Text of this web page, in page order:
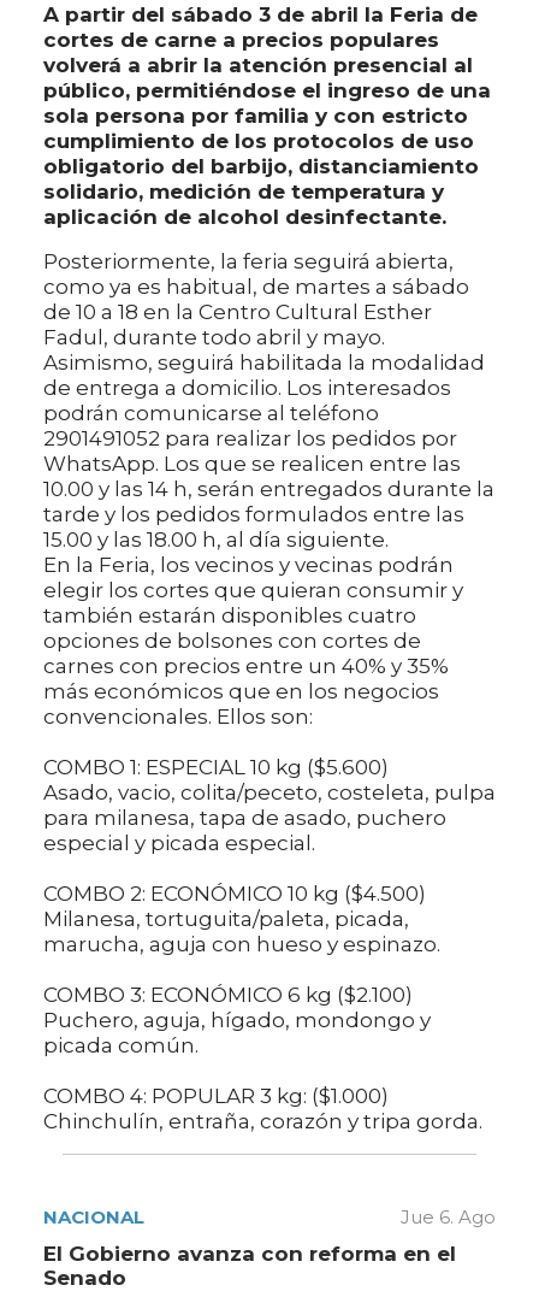
A partir del sábado 3 de abril la Feria de
cortes de carne a precios populares
volverá a abrir la atención presencial al
público, permitiéndose el ingreso de una
sola persona por familia y con estricto
cumplimiento de los protocolos de uso
obligatorio del barbijo, distanciamiento
solidario, medición de temperatura y
aplicación de alcohol desinfectante.
Posteriormente, la feria seguirá abierta,
como ya es habitual, de martes a sábado
de 10 a 18 en la Centro Cultural Esther
Fadul, durante todo abril y mayo.
Asimismo, seguirá habilitada la modalidad
de entrega a domicilio. Los interesados
podrán comunicarse al teléfono
2901491052 para realizar los pedidos por
WhatsApp. Los que se realicen entre las
10.00 y las 14 h, serán entregados durante la
tarde y los pedidos formulados entre las
15.00 y las 18.00 h, al día siguiente.
En la Feria, los vecinos y vecinas podrán
elegir los cortes que quieran consumir y
también estarán disponibles cuatro
opciones de bolsones con cortes de
carnes con precios entre un 40% y 35%
más económicos que en los negocios
convencionales. Ellos son:
COMBO 1: ESPECIAL 10 kg ($5.600)
Asado, vacio, colita/peceto, costeleta, pulpa
para milanesa, tapa de asado, puchero
especial y picada especial.
COMBO 2: ECONÓMICO 10 kg ($4.500)
Milanesa, tortuguita/paleta, picada,
marucha, aguja con hueso y espinazo.
COMBO 3: ECONÓMICO 6 kg ($2.100)
Puchero, aguja, hígado, mondongo y
picada común.
COMBO 4: POPULAR 3 kg: ($1.000)
Chinchulín, entraña, corazón y tripa gorda.
NACIONAL Jue 6. Ago
El Gobierno avanza con reforma en el
Senado